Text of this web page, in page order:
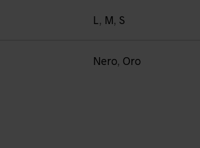
L, M, S
Nero, Oro